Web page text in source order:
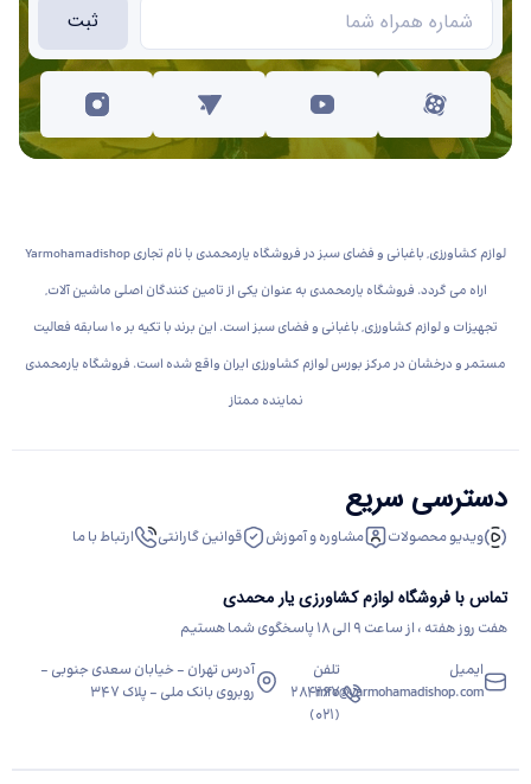
ثبت
لوازم کشاورزی, باغبانی و فضای سبز در فروشگاه یارمحمدی با نام تجاری Yarmohamadishop
اراه می گردد. فروشگاه یارمحمدی به عنوان یکی از تامین کنندگان اصلی ماشین آلات,
تجهیزات و لوازم کشاورزی, باغبانی و فضای سبز است. این برند با تکیه بر 10 سابقه فعالیت
مستمر و درخشان در مرکز بورس لوازم کشاورزی ایران واقع شده است. فروشگاه یارمحمدی
نماینده ممتاز
دسترسی سریع
ویدیو محصولات مشاوره و آموزش قوانین گارانتی ارتباط با ما
تماس با فروشگاه لوازم کشاورزی یار محمدی
هفت روز هفته ، از ساعت 9 الی 18 پاسخگوی شما هستیم
ایمیل
info@yarmohamadishop.com
تلفن
284267
(021)
آدرس تهران – خیابان سعدی جنوبی –
روبروی بانک ملی – پلاک 347